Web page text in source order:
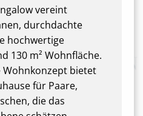
vereint
durchdachte
hochwertige
130 m² Wohnfläche.
Wohnkonzept bietet
für Paare,
die das